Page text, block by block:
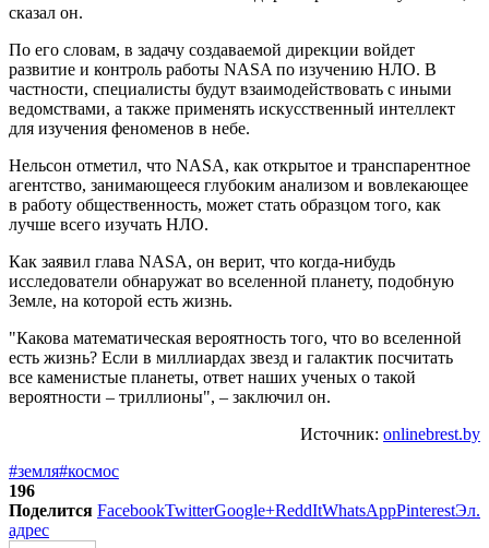
сказал он.
По его словам, в задачу создаваемой дирекции войдет
развитие и контроль работы NASA по изучению НЛО. В
частности, специалисты будут взаимодействовать с иными
ведомствами, а также применять искусственный интеллект
для изучения феноменов в небе.
Нельсон отметил, что NASA, как открытое и транспарентное
агентство, занимающееся глубоким анализом и вовлекающее
в работу общественность, может стать образцом того, как
лучше всего изучать НЛО.
Как заявил глава NASA, он верит, что когда-нибудь
исследователи обнаружат во вселенной планету, подобную
Земле, на которой есть жизнь.
"Какова математическая вероятность того, что во вселенной
есть жизнь? Если в миллиардах звезд и галактик посчитать
все каменистые планеты, ответ наших ученых о такой
вероятности – триллионы", – заключил он.
Источник: onlinebrest.by
#земля#космос
196
Поделится FacebookTwitterGoogle+ReddItWhatsAppPinterestЭл.
адрес